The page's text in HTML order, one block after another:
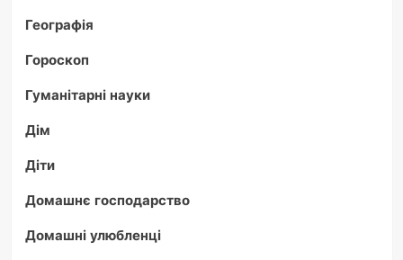
Географія
Гороскоп
Гуманітарні науки
Дім
Діти
Домашнє господарство
Домашні улюбленці